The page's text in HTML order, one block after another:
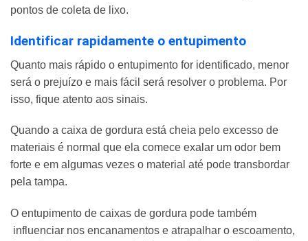
pontos de coleta de lixo.
Identificar rapidamente o entupimento
Quanto mais rápido o entupimento for identificado, menor
será o prejuízo e mais fácil será resolver o problema. Por
isso, fique atento aos sinais.
Quando a caixa de gordura está cheia pelo excesso de
materiais é normal que ela comece exalar um odor bem
forte e em algumas vezes o material até pode transbordar
pela tampa.
O entupimento de caixas de gordura pode também
influenciar nos encanamentos e atrapalhar o escoamento,